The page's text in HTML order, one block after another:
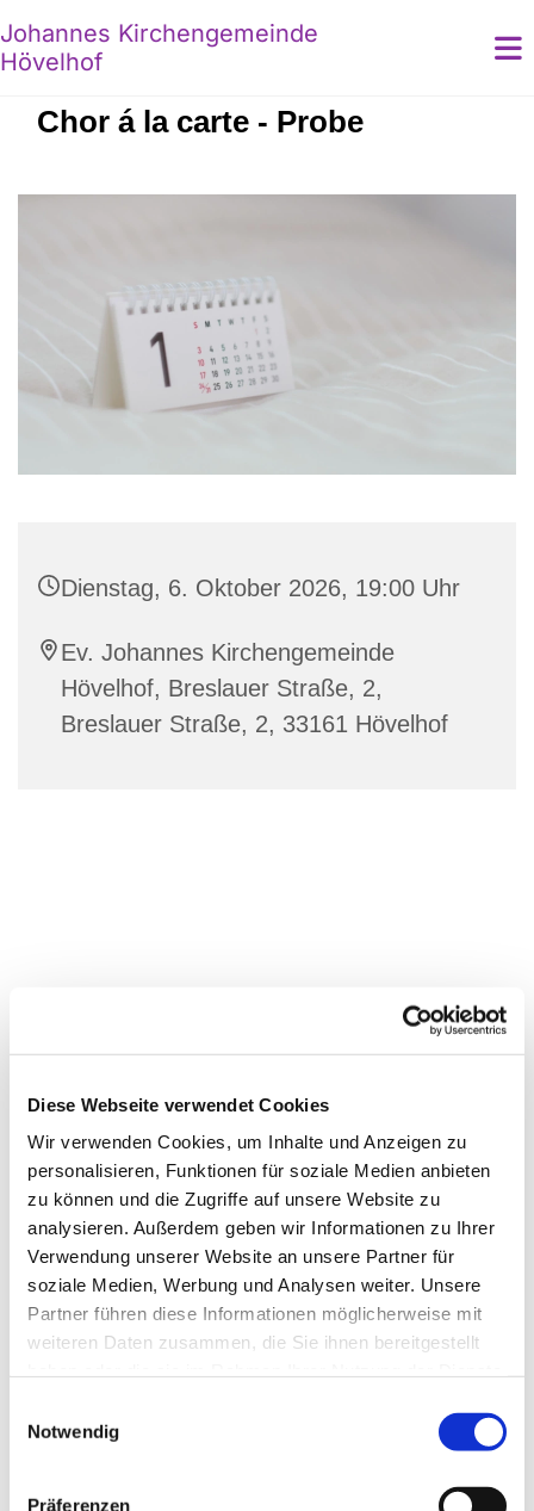
Diese Webseite verwendet Cookies
Wir verwenden Cookies, um Inhalte und Anzeigen zu
personalisieren, Funktionen für soziale Medien anbieten
zu können und die Zugriffe auf unsere Website zu
analysieren. Außerdem geben wir Informationen zu Ihrer
Verwendung unserer Website an unsere Partner für
soziale Medien, Werbung und Analysen weiter. Unsere
Partner führen diese Informationen möglicherweise mit
weiteren Daten zusammen, die Sie ihnen bereitgestellt
Notwendig
Präferenzen
Johannes Kirchengemeinde
Hövelhof
Chor á la carte - Probe
Dienstag, 6. Oktober 2026, 19:00 Uhr
Ev. Johannes Kirchengemeinde
Hövelhof, Breslauer Straße, 2,
Breslauer Straße, 2, 33161 Hövelhof
Dies könnte Sie auch
interessieren